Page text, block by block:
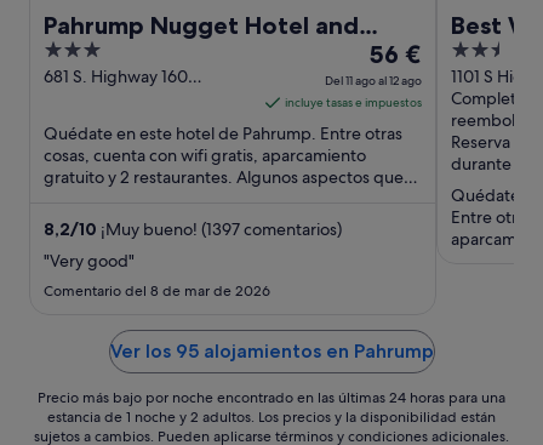
Pahrump Nugget Hotel and
Casino
3
out
5
681 S. Highway 160
El
precio
es
de
por
12
ago
56 €
Del 11 ago al 12 ago
incluye tasas e impuestos
Quédate en este hotel de Pahrump. Entre otras
cosas, cuenta con wifi gratis, aparcamiento
gratuito y 2 restaurantes. Algunos aspectos que
8,2/10 ¡Muy bueno! (1397 comentarios)
"Very good"
Comentario del 8 de mar de 2026
Best
2.5
out
of
5
1101 S
Pahrump
Reserva
durante la
Quédate
Entre otras
Ver los 95 alojamientos en Pahrump
Precio más bajo por noche encontrado en las últimas 24 horas para una
estancia de 1 noche y 2 adultos. Los precios y la disponibilidad están
sujetos a cambios. Pueden aplicarse términos y condiciones adicionales.